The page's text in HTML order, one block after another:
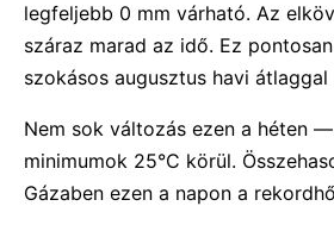
legfeljebb 0 mm várható. Az
száraz marad az idő. Ez
szokásos augusztus havi átlaggal
Nem sok változás ezen a héten
minimumok 25°C körül.
Gázaben ezen a napon a